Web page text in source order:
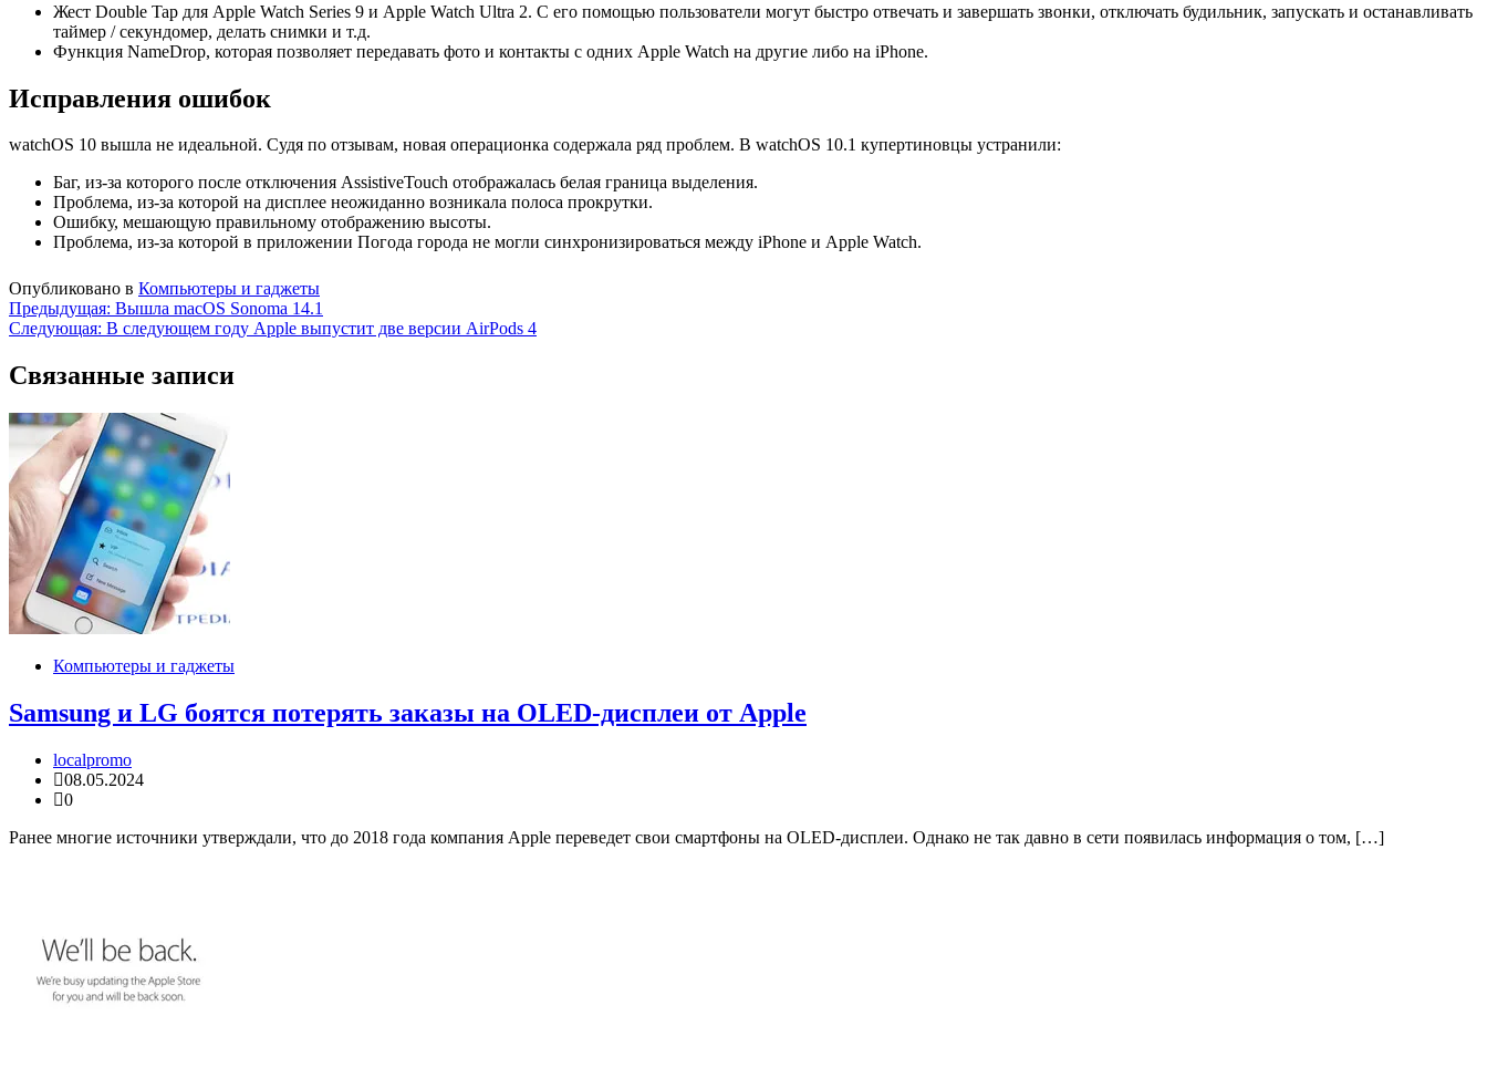
Жест Double Tap для Apple Watch Series 9 и Apple Watch Ultra 2. С его помощью пользователи могут быстро отвечать и завершать звонки, отключать будильник, запускать и останавливать
таймер / секундомер, делать снимки и т.д.
Функция NameDrop, которая позволяет передавать фото и контакты с одних Apple Watch на другие либо на iPhone.
Исправления ошибок
watchOS 10 вышла не идеальной. Судя по отзывам, новая операционка содержала ряд проблем. В watchOS 10.1 купертиновцы устранили:
Баг, из-за которого после отключения AssistiveTouch отображалась белая граница выделения.
Проблема, из-за которой на дисплее неожиданно возникала полоса прокрутки.
Ошибку, мешающую правильному отображению высоты.
Проблема, из-за которой в приложении Погода города не могли синхронизироваться между iPhone и Apple Watch.
Опубликовано в Компьютеры и гаджеты
Навигация
по
записям
Предыдущая: Вышла macOS Sonoma 14.1
Следующая: В следующем году Apple выпустит две версии AirPods 4
Связанные записи
Компьютеры и гаджеты
Samsung и LG боятся потерять заказы на OLED-дисплеи от Apple
localpromo
08.05.2024
0
Ранее многие источники утверждали, что до 2018 года компания Apple переведет свои смартфоны на OLED-дисплеи. Однако не так давно в сети появилась информация о том, […]